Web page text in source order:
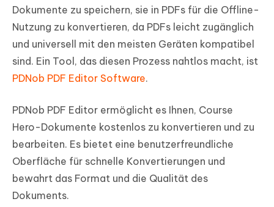
Dokumente zu speichern, sie in PDFs für die Offline-
Nutzung zu konvertieren, da PDFs leicht zugänglich
und universell mit den meisten Geräten kompatibel
sind. Ein Tool, das diesen Prozess nahtlos macht, ist
PDNob PDF Editor Software.
PDNob PDF Editor ermöglicht es Ihnen, Course
Hero-Dokumente kostenlos zu konvertieren und zu
bearbeiten. Es bietet eine benutzerfreundliche
Oberfläche für schnelle Konvertierungen und
bewahrt das Format und die Qualität des
Dokuments.